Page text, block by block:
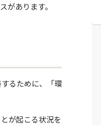
があります。
るために、「環
が起こる状況を